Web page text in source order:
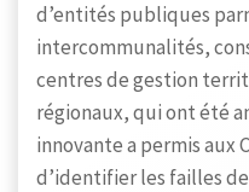
d’entités publiques
intercommunalités,
centres de gestion
régionaux, qui ont été
innovante a permis aux
d’identifier les failles